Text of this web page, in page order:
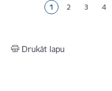
Pašreizējā lapa
1 Lapa
2 Lapa
3 Lapa
4
Drukāt lapu